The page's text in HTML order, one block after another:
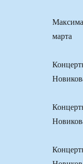
марта